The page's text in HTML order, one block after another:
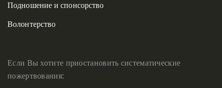
Подношение и спонсорство
Волонтерство
Если Вы хотите приостановить систематические
пожертвования: